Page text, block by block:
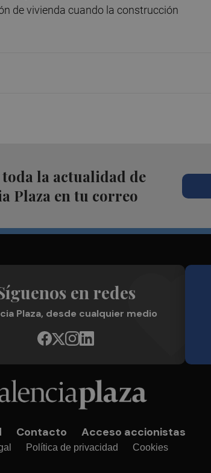
de vivienda cuando la construcción
toda la actualidad de
Plaza en tu correo
en redes
Plaza, desde cualquier medio
Contacto Acceso accionistas
Política de privacidad Cookies